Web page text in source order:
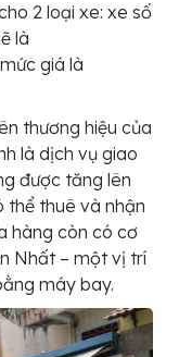
2 loại xe: xe số
là
giá là
thương hiệu của
là dịch vụ giao
được tăng lên
thể thuê và nhận
hàng còn có cơ
Nhất – một vị trí
máy bay.